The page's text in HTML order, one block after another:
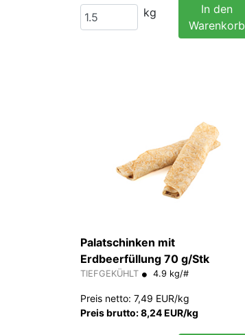
kg
In den
Warenkorb
Palatschinken mit
Erdbeerfüllung 70 g/Stk
TIEFGEKÜHLT 4.9 kg/#
Preis netto: 7,49 EUR/kg
Preis brutto: 8,24 EUR/kg